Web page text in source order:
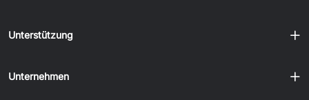
Unterstützung
Unternehmen